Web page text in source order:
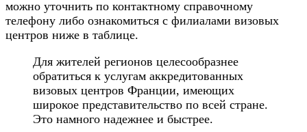
можно уточнить по контактному справочному
телефону либо ознакомиться с филиалами визовых
центров ниже в таблице.
Для жителей регионов целесообразнее
обратиться к услугам аккредитованных
визовых центров Франции, имеющих
широкое представительство по всей стране.
Это намного надежнее и быстрее.